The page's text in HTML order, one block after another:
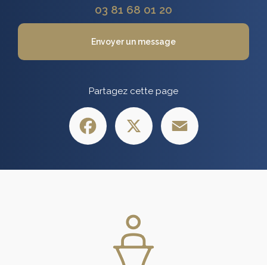
03 81 68 01 20
Envoyer un message
Partagez cette page
Facebook